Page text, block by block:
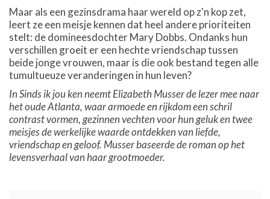
Maar als een gezinsdrama haar wereld op z'n kop zet,
leert ze een meisje kennen dat heel andere prioriteiten
stelt: de domineesdochter Mary Dobbs. Ondanks hun
verschillen groeit er een hechte vriendschap tussen
beide jonge vrouwen, maar is die ook bestand tegen alle
tumultueuze veranderingen in hun leven?
In Sinds ik jou ken neemt Elizabeth Musser de lezer mee naar
het oude Atlanta, waar armoede en rijkdom een schril
contrast vormen, gezinnen vechten voor hun geluk en twee
meisjes de werkelijke waarde ontdekken van liefde,
vriendschap en geloof. Musser baseerde de roman op het
levensverhaal van haar grootmoeder.